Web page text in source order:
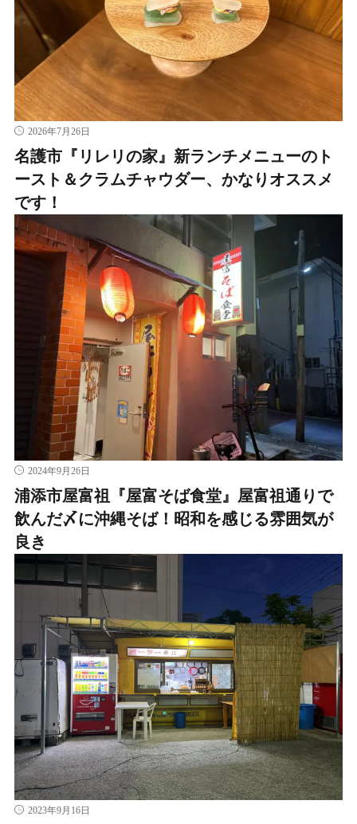
2026年7月26日
名護市『リレリの家』新ランチメニューのト
ースト＆クラムチャウダー、かなりオススメ
です！
2024年9月26日
浦添市屋富祖『屋富そば食堂』屋富祖通りで
飲んだ〆に沖縄そば！昭和を感じる雰囲気が
良き
2023年9月16日